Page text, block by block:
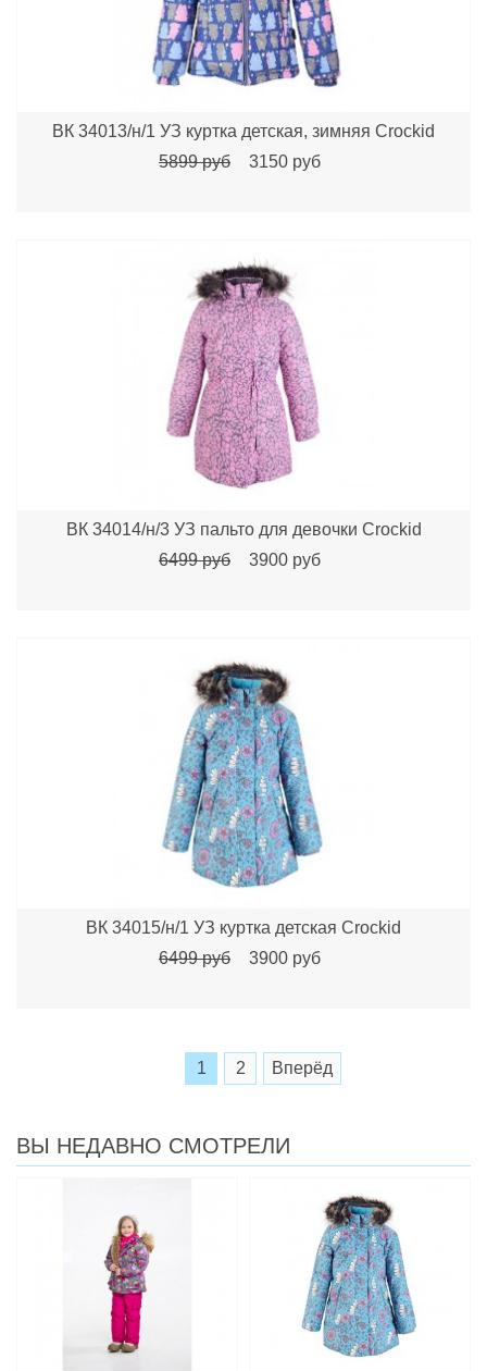
ВК 34013/н/1 УЗ куртка детская, зимняя Crockid
5899 руб
3150 руб
ВК 34014/н/3 УЗ пальто для девочки Crockid
6499 руб
3900 руб
ВК 34015/н/1 УЗ куртка детcкая Crockid
6499 руб
3900 руб
1 2 Вперёд
ВЫ НЕДАВНО СМОТРЕЛИ